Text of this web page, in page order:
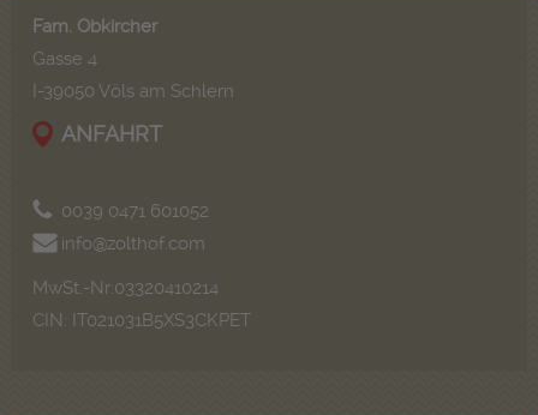
Fam. Obkircher
Gasse 4
I-39050 Völs am Schlern
ANFAHRT
0039 0471 601052
info@zolthof.com
MwSt.-Nr:03320410214
CIN: IT021031B5XS3CKPET